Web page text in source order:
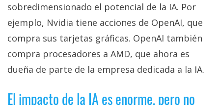
sobredimensionado el potencial de la IA. Por
ejemplo, Nvidia tiene acciones de OpenAI, que
compra sus tarjetas gráficas. OpenAI también
compra procesadores a AMD, que ahora es
dueña de parte de la empresa dedicada a la IA.
El impacto de la IA es enorme, pero no